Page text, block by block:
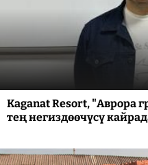
Kaganat Resort,
тең негиздөөчүсү